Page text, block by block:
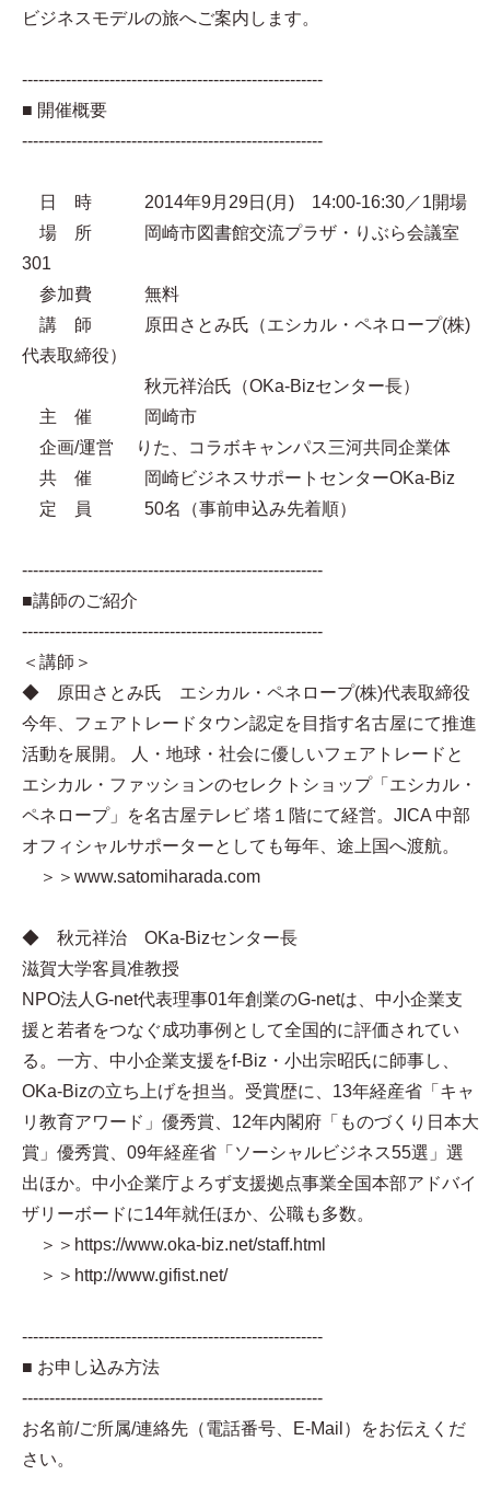
ビジネスモデルの旅へご案内します。
-------------------------------------------------------
■ 開催概要
-------------------------------------------------------
日 時 2014年9月29日(月) 14:00-16:30／1開場
場 所 岡崎市図書館交流プラザ・りぶら会議室
301
参加費 無料
講 師 原田さとみ氏（エシカル・ペネロープ(株)
代表取締役）
秋元祥治氏（OKa-Bizセンター長）
主 催 岡崎市
企画/運営 りた、コラボキャンパス三河共同企業体
共 催 岡崎ビジネスサポートセンターOKa-Biz
定 員 50名（事前申込み先着順）
-------------------------------------------------------
■講師のご紹介
-------------------------------------------------------
＜講師＞
◆ 原田さとみ氏 エシカル・ペネロープ(株)代表取締役
今年、フェアトレードタウン認定を目指す名古屋にて推進
活動を展開。 人・地球・社会に優しいフェアトレードと
エシカル・ファッションのセレクトショップ「エシカル・
ペネロープ」を名古屋テレビ 塔１階にて経営。JICA 中部
オフィシャルサポーターとしても毎年、途上国へ渡航。
＞＞www.satomiharada.com
◆ 秋元祥治 OKa-Bizセンター長
滋賀大学客員准教授
NPO法人G-net代表理事 01年創業のG-netは、中小企業支
援と若者をつなぐ成功事例として全国的に評価されてい
る。一方、中小企業支援をf-Biz・小出宗昭氏に師事し、
OKa-Bizの立ち上げを担当。受賞歴に、13年経産省「キャ
リ教育アワード」優秀賞、12年内閣府「ものづくり日本大
賞」優秀賞、09年経産省「ソーシャルビジネス55選」選
出ほか。中小企業庁よろず支援拠点事業全国本部アドバイ
ザリーボードに14年就任ほか、公職も多数。
＞＞https://www.oka-biz.net/staff.html
＞＞http://www.gifist.net/
-------------------------------------------------------
■ お申し込み方法
-------------------------------------------------------
お名前/ご所属/連絡先（電話番号、E-Mail）をお伝えくだ
さい。